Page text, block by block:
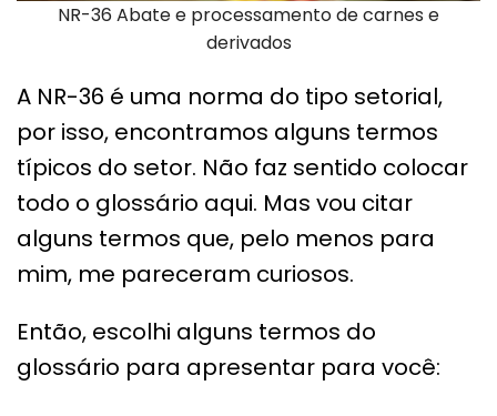
NR-36 Abate e processamento de carnes e
derivados
A NR-36 é uma norma do tipo setorial,
por isso, encontramos alguns termos
típicos do setor. Não faz sentido colocar
todo o glossário aqui. Mas vou citar
alguns termos que, pelo menos para
mim, me pareceram curiosos.
Então, escolhi alguns termos do
glossário para apresentar para você: